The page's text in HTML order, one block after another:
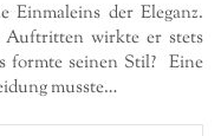
Einmaleins der Eleganz.
wirkte er stets
formte seinen Stil? Eine
musste…